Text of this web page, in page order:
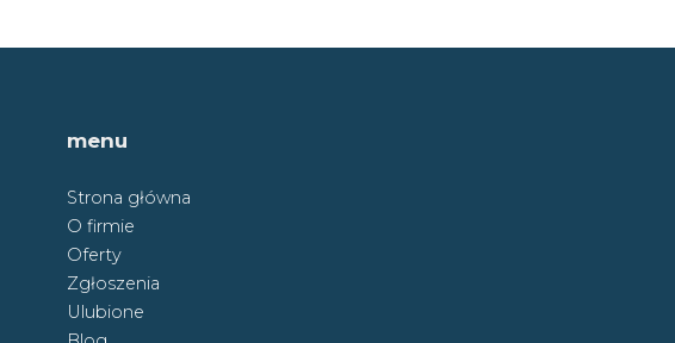
menu
Strona główna
O firmie
Oferty
Zgłoszenia
Ulubione